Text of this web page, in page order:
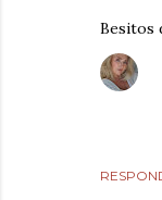
Besitos